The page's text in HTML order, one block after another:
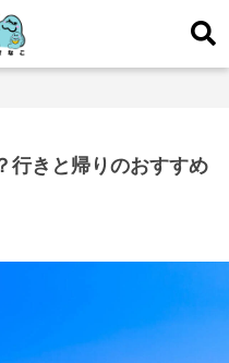
行きと帰りのおすすめ